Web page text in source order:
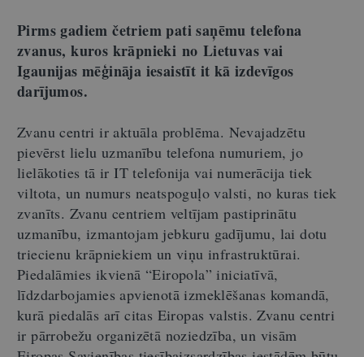
Pirms gadiem četriem pati saņēmu telefona
zvanus, kuros krāpnieki no Lietuvas vai
Igaunijas mēģināja iesaistīt it kā izdevīgos
darījumos.
Zvanu centri ir aktuāla problēma. Nevajadzētu
pievērst lielu uzmanību telefona numuriem, jo
lielākoties tā ir IT telefonija vai numerācija tiek
viltota, un numurs neatspoguļo valsti, no kuras tiek
zvanīts. Zvanu centriem veltījam pastiprinātu
uzmanību, izmantojam jebkuru gadījumu, lai dotu
triecienu krāpniekiem un viņu infrastruktūrai.
Piedalāmies ikvienā “Eiropola” iniciatīvā,
līdzdarbojamies apvienotā izmeklēšanas komandā,
kurā piedalās arī citas Eiropas valstis. Zvanu centri
ir pārrobežu organizētā noziedzība, un visām